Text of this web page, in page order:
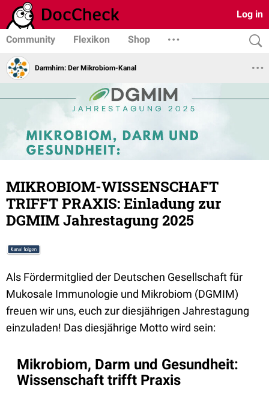
Log in
Community Flexikon Shop
Darmhirn: Der Mikrobiom-Kanal
MIKROBIOM-WISSENSCHAFT
TRIFFT PRAXIS: Einladung zur
DGMIM Jahrestagung 2025
Als Fördermitglied der Deutschen Gesellschaft für
Mukosale Immunologie und Mikrobiom (DGMIM)
freuen wir uns, euch zur diesjährigen Jahrestagung
einzuladen! Das diesjährige Motto wird sein:
Mikrobiom, Darm und Gesundheit:
Wissenschaft trifft Praxis